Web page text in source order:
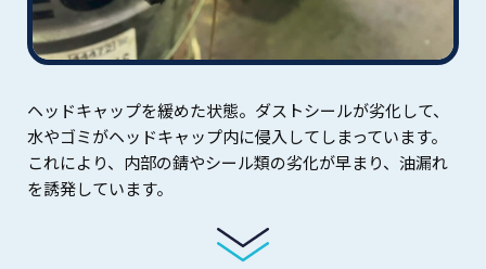
ヘッドキャップを緩めた状態。ダストシールが劣化して、
水やゴミがヘッドキャップ内に侵入してしまっています。
これにより、内部の錆やシール類の劣化が早まり、油漏れ
を誘発しています。